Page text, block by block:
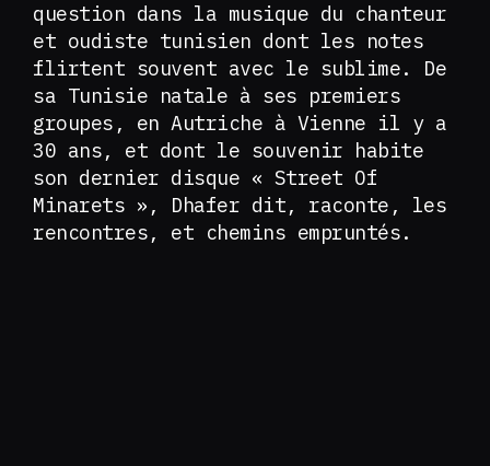
question dans la musique du chanteur
et oudiste tunisien dont les notes
flirtent souvent avec le sublime. De
sa Tunisie natale à ses premiers
groupes, en Autriche à Vienne il y a
30 ans, et dont le souvenir habite
son dernier disque « Street Of
Minarets », Dhafer dit, raconte, les
rencontres, et chemins empruntés.